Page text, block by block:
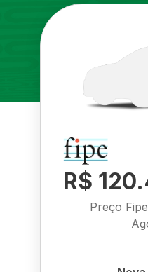
R$
Preço